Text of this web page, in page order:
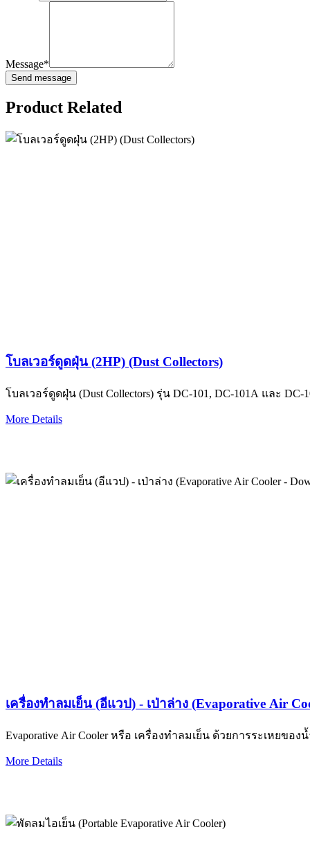
Message*
Product Related
โบลเวอร์ดูดฝุ่น (2HP) (Dust Collectors)
โบลเวอร์ดูดฝุ่น (Dust Collectors) รุ่น DC-101, DC-101A และ DC-
More Details
เครื่องทำลมเย็น (อีแวป) - เป่าล่าง (Evaporative Air
Evaporative Air Cooler หรือ เครื่องทำลมเย็น ด้วยการระเหยขอ
More Details